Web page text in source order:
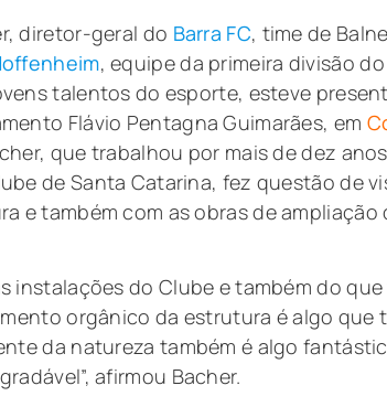
diretor-geral do Barra FC, time de
, equipe da primeira divisão
talentos do esporte, esteve
Flávio Pentagna Guimarães, em
que trabalhou por mais de dez
de Santa Catarina, fez questão de
e também com as obras de
instalações do Clube e também do
orgânico da estrutura é algo que
da natureza também é algo
afirmou Bacher.